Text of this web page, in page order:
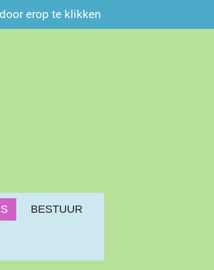
erop te klikken
BESTUUR